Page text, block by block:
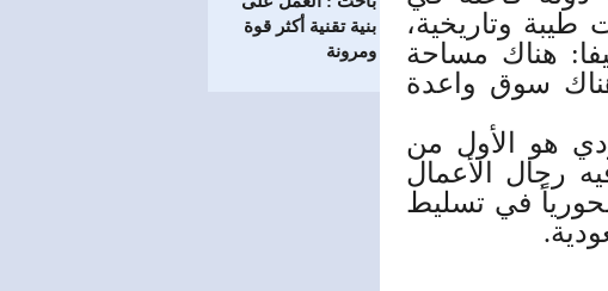
بنية تقنية أكثر قوة
ومرونة
طيبة وتاريخية،
هناك مساحة
سوق واعدة
هو الأول من
رجال الأعمال
محورياً في تسليط